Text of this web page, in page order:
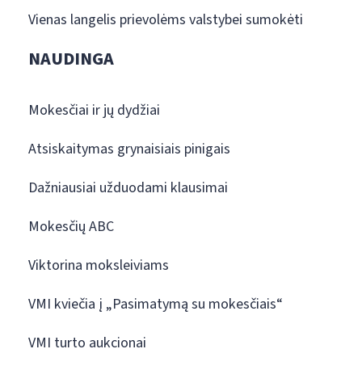
Vienas langelis prievolėms valstybei sumokėti
NAUDINGA
Mokesčiai ir jų dydžiai
Atsiskaitymas grynaisiais pinigais
Dažniausiai užduodami klausimai
Mokesčių ABC
Viktorina moksleiviams
VMI kviečia į „Pasimatymą su mokesčiais“
VMI turto aukcionai